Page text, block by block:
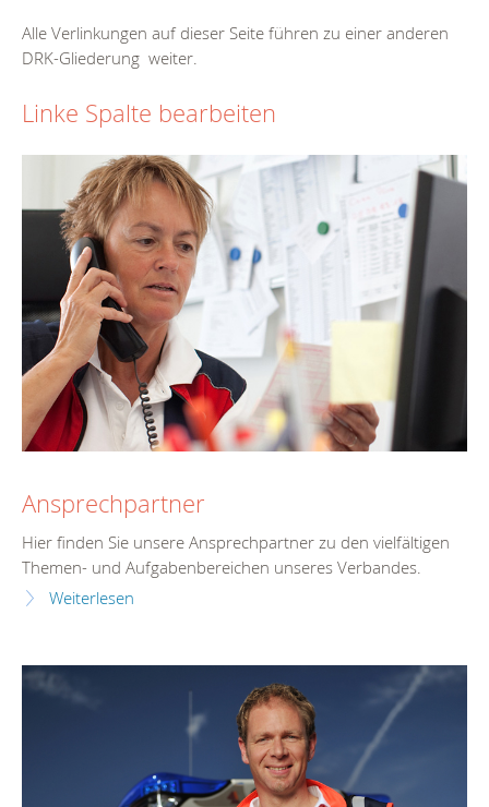
Alle Verlinkungen auf dieser Seite führen zu einer anderen
DRK-Gliederung weiter.
Linke Spalte bearbeiten
Ansprechpartner
Hier finden Sie unsere Ansprechpartner zu den vielfältigen
Themen- und Aufgabenbereichen unseres Verbandes.
Weiterlesen